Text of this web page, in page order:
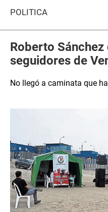
POLÍTICA
Roberto
seguidores de
No llegó a caminata que